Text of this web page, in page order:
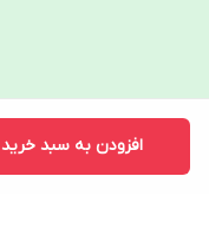
افزودن به سبد خرید